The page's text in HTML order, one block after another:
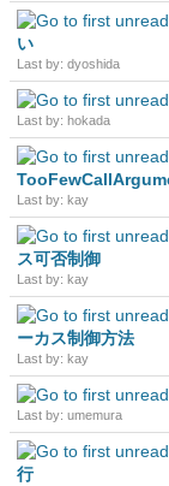
い
Last by: dyoshida
Last by: hokada
Last by: kay
ス可否制御
Last by: kay
ーカス制御方法
Last by: kay
Last by: umemura
行